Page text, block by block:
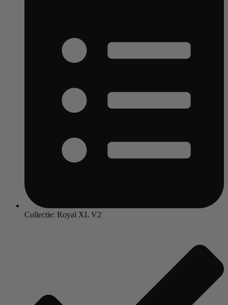
Collectie: Royal XL V2